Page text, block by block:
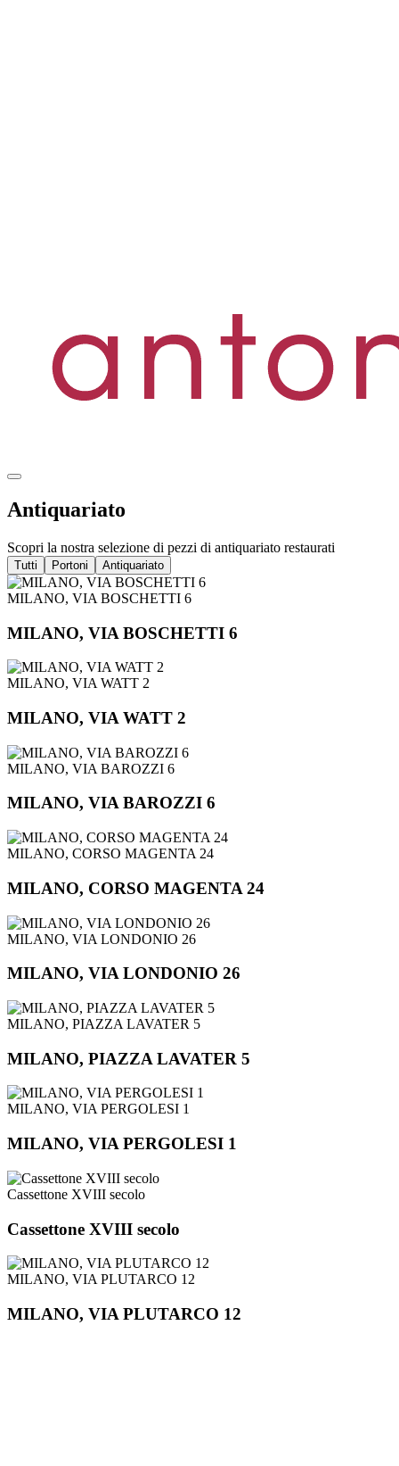
Antiquariato
Scopri la nostra selezione di pezzi di antiquariato restaurati
Tutti Portoni Antiquariato
MILANO, VIA BOSCHETTI 6
MILANO, VIA BOSCHETTI 6
MILANO, VIA WATT 2
MILANO, VIA WATT 2
MILANO, VIA BAROZZI 6
MILANO, VIA BAROZZI 6
MILANO, CORSO MAGENTA 24
MILANO, CORSO MAGENTA 24
MILANO, VIA LONDONIO 26
MILANO, VIA LONDONIO 26
MILANO, PIAZZA LAVATER 5
MILANO, PIAZZA LAVATER 5
MILANO, VIA PERGOLESI 1
MILANO, VIA PERGOLESI 1
Cassettone XVIII secolo
Cassettone XVIII secolo
MILANO, VIA PLUTARCO 12
MILANO, VIA PLUTARCO 12